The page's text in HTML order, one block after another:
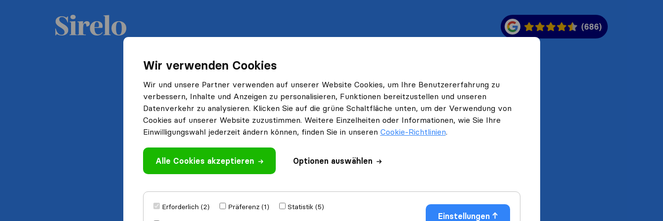
Wir verwenden Cookies
Wir und unsere Partner verwenden auf unserer Website Cookies, um Ihre Benutzererfahrung zu
verbessern, Inhalte und Anzeigen zu personalisieren, Funktionen bereitzustellen und unseren
Datenverkehr zu analysieren. Klicken Sie auf die grüne Schaltfläche unten, um der Verwendung von
Cookies auf unserer Website zuzustimmen. Weitere Einzelheiten oder Informationen, wie Sie Ihre
Einwilligungswahl jederzeit ändern können, finden Sie in unseren Cookie-Richtlinien.
Alle Cookies akzeptieren Optionen auswählen
Erforderlich (2) Präferenz (1)
Statistik (5)
Einstellungen
(686)